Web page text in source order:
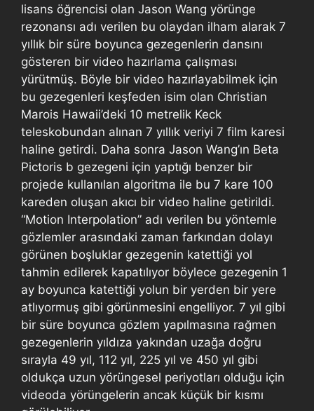
lisans öğrencisi olan Jason Wang yörünge
rezonansı adı verilen bu olaydan ilham alarak 7
yıllık bir süre boyunca gezegenlerin dansını
gösteren bir video hazırlama çalışması
yürütmüş. Böyle bir video hazırlayabilmek için
bu gezegenleri keşfeden isim olan Christian
Marois Hawaii’deki 10 metrelik Keck
teleskobundan alınan 7 yıllık veriyi 7 film karesi
haline getirdi. Daha sonra Jason Wang’ın Beta
Pictoris b gezegeni için yaptığı benzer bir
projede kullanılan algoritma ile bu 7 kare 100
kareden oluşan akıcı bir video haline getirildi.
“Motion Interpolation” adı verilen bu yöntemle
gözlemler arasındaki zaman farkından dolayı
görünen boşluklar gezegenin katettiği yol
tahmin edilerek kapatılıyor böylece gezegenin 1
ay boyunca katettiği yolun bir yerden bir yere
atlıyormuş gibi görünmesini engelliyor. 7 yıl gibi
bir süre boyunca gözlem yapılmasına rağmen
gezegenlerin yıldıza yakından uzağa doğru
sırayla 49 yıl, 112 yıl, 225 yıl ve 450 yıl gibi
oldukça uzun yörüngesel periyotları olduğu için
videoda yörüngelerin ancak küçük bir kısmı